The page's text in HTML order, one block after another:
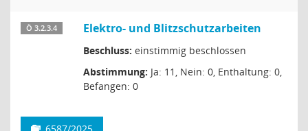
Ö 3.2.3.4 Elektro- und Blitzschutzarbeiten
Beschluss: einstimmig beschlossen
Abstimmung: Ja: 11, Nein: 0, Enthaltung: 0,
Befangen: 0